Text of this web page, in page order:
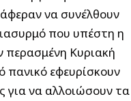
να συνέλθουν
που υπέστη η
Κυριακή
πανικό εφευρίσκουν
για να αλλοιώσουν τα